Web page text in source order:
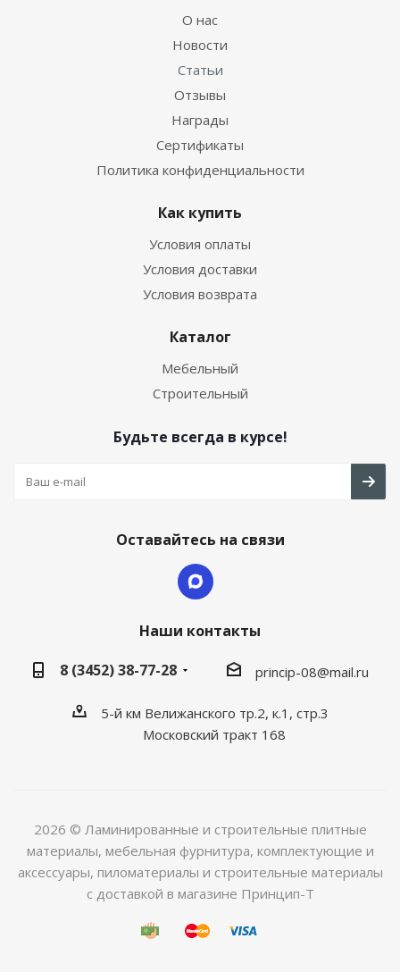
О нас
Новости
Статьи
Отзывы
Награды
Сертификаты
Политика конфиденциальности
Как купить
Условия оплаты
Условия доставки
Условия возврата
Каталог
Мебельный
Строительный
Будьте всегда в курсе!
Оставайтесь на связи
Наши контакты
8 (3452) 38-77-28
princip-08@mail.ru
5-й км Велижанского тр.2, к.1, стр.3
Московский тракт 168
2026 © Ламинированные и строительные плитные
материалы, мебельная фурнитура, комплектующие и
аксессуары, пиломатериалы и строительные материалы
с доставкой в магазине Принцип-Т